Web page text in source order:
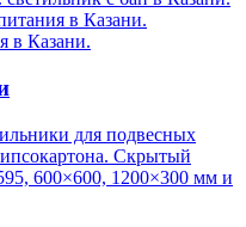
в Казани.
в Казани.
для подвесных
Скрытый
600×600, 1200×300 мм и